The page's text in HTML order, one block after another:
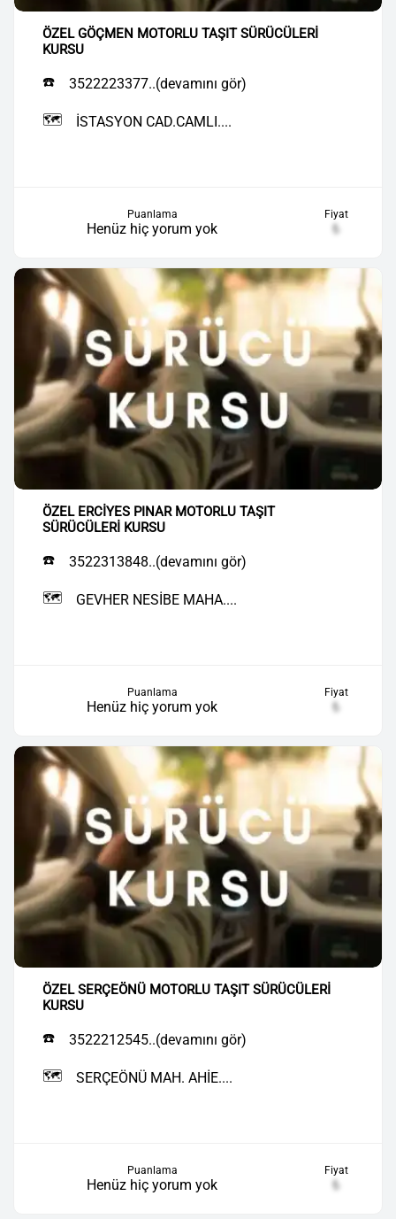
ÖZEL GÖÇMEN MOTORLU TAŞIT SÜRÜCÜLERİ
KURSU
☎️ 3522223377..(devamını gör)
🗺️ İSTASYON CAD.CAMLI....
Puanlama
Henüz hiç yorum yok
Fiyat
₺
ÖZEL ERCİYES PINAR MOTORLU TAŞIT
SÜRÜCÜLERİ KURSU
☎️ 3522313848..(devamını gör)
🗺️ GEVHER NESİBE MAHA....
Puanlama
Henüz hiç yorum yok
Fiyat
₺
ÖZEL SERÇEÖNÜ MOTORLU TAŞIT SÜRÜCÜLERİ
KURSU
☎️ 3522212545..(devamını gör)
🗺️ SERÇEÖNÜ MAH. AHİE....
Puanlama
Henüz hiç yorum yok
Fiyat
₺